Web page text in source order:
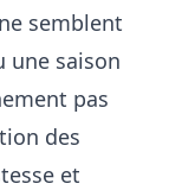
semblent
une saison
pas
des
et